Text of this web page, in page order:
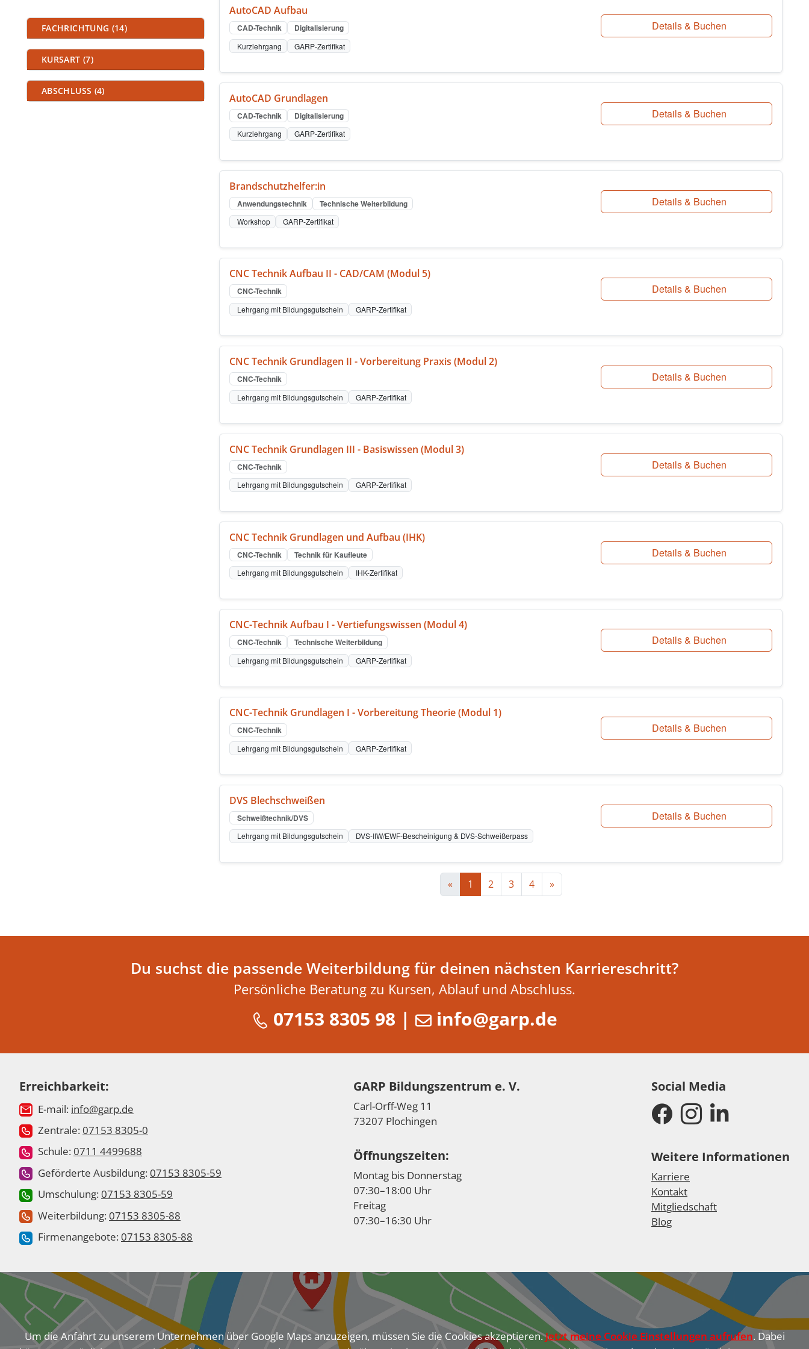
Kursfilter
FACHRICHTUNG (14)
KURSART (7)
ABSCHLUSS (4)
AutoCAD Aufbau
CAD-Technik Digitalisierung
Kurzlehrgang GARP-Zertifikat
Details & Buchen
AutoCAD Grundlagen
CAD-Technik Digitalisierung
Kurzlehrgang GARP-Zertifikat
Details & Buchen
Brandschutzhelfer:in
Anwendungstechnik Technische Weiterbildung
Workshop GARP-Zertifikat
Details & Buchen
CNC Technik Aufbau II - CAD/CAM (Modul 5)
CNC-Technik
Lehrgang mit Bildungsgutschein GARP-Zertifikat
Details & Buchen
CNC Technik Grundlagen II - Vorbereitung Praxis (Modul 2)
CNC-Technik
Lehrgang mit Bildungsgutschein GARP-Zertifikat
Details & Buchen
CNC Technik Grundlagen III - Basiswissen (Modul 3)
CNC-Technik
Lehrgang mit Bildungsgutschein GARP-Zertifikat
Details & Buchen
CNC Technik Grundlagen und Aufbau (IHK)
CNC-Technik Technik für Kaufleute
Lehrgang mit Bildungsgutschein IHK-Zertifikat
Details & Buchen
CNC-Technik Aufbau I - Vertiefungswissen (Modul 4)
CNC-Technik Technische Weiterbildung
Lehrgang mit Bildungsgutschein GARP-Zertifikat
Details & Buchen
CNC-Technik Grundlagen I - Vorbereitung Theorie (Modul 1)
CNC-Technik
Lehrgang mit Bildungsgutschein GARP-Zertifikat
Details & Buchen
DVS Blechschweißen
Schweißtechnik/DVS
Lehrgang mit Bildungsgutschein DVS-IIW/EWF-Bescheinigung & DVS-Schweißerpass
Details & Buchen
« 1 2 3 4 »
Du suchst die passende Weiterbildung für deinen nächsten Karriereschritt?
Persönliche Beratung zu Kursen, Ablauf und Abschluss.
07153 8305 98 | info@garp.de
Erreichbarkeit:
E-mail: info@garp.de
Zentrale: 07153 8305-0
Schule: 0711 4499688
Geförderte Ausbildung: 07153 8305-59
Umschulung: 07153 8305-59
Weiterbildung: 07153 8305-88
Firmenangebote: 07153 8305-88
GARP Bildungszentrum e. V.
Carl-Orff-Weg 11
73207 Plochingen
Öffnungszeiten:
Montag bis Donnerstag
07:30–18:00 Uhr
Freitag
07:30–16:30 Uhr
Social Media
Weitere Informationen
Karriere
Kontakt
Mitgliedschaft
Blog
Um die Anfahrt zu unserem Unternehmen über Google Maps anzuzeigen, müssen Sie die Cookies akzeptieren.Jetzt meine Cookie Einstellungen aufrufen. Dabei